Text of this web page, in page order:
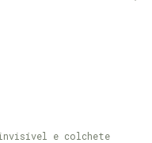
e colchete